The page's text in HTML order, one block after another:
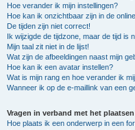
Hoe verander ik mijn instellingen?
Hoe kan ik onzichtbaar zijn in de
De tijden zijn niet correct!
Ik wijzigde de tijdzone, maar de tijd is
Mijn taal zit niet in de lijst!
Wat zijn de afbeeldingen naast mijn
Hoe kan ik een avatar instellen?
Wat is mijn rang en hoe verander ik
Wanneer ik op de e-maillink van een
Vragen in verband met het
Hoe plaats ik een onderwerp in een